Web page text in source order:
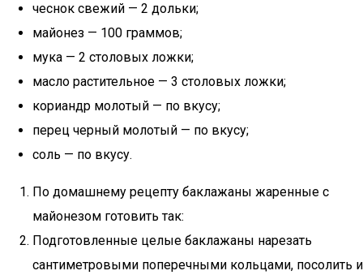
чеснок свежий — 2 дольки;
майонез — 100 граммов;
мука — 2 столовых ложки;
масло растительное — 3 столовых ложки;
кориандр молотый — по вкусу;
перец черный молотый — по вкусу;
соль — по вкусу.
По домашнему рецепту баклажаны жаренные с
майонезом готовить так:
Подготовленные целые баклажаны нарезать
сантиметровыми поперечными кольцами, посолить и